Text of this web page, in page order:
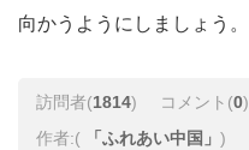
向かうようにしましょう。
訪問者(1814) コメント(0)
作者:( 「ふれあい中国」 )